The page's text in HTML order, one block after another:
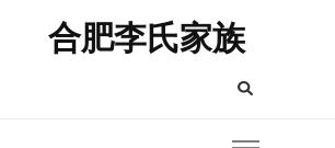
合肥李氏家族